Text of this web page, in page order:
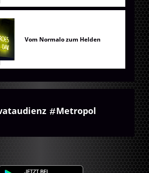
Vom Normalo zum Helden
Metropol